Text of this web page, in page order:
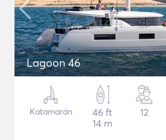
Lagoon 46
Katamarán
46 ft
14 m
12